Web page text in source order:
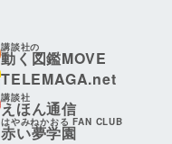
講談社の
動く図鑑MOVE
TELEMAGA.net
講談社
えほん通信
はやみねかおる FAN CLUB
赤い夢学園